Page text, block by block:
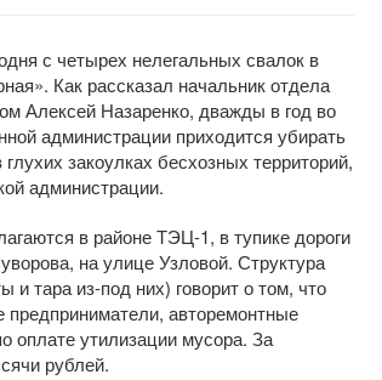
с четырех нелегальных свалок в
Как рассказал начальник отдела
Алексей Назаренко, дважды в год во
администрации приходится убирать
закоулках бесхозных территорий,
администрации.
в районе ТЭЦ-1, в тупике дороги
на улице Узловой. Структура
тара из-под них) говорит о том, что
авторемонтные
оплате утилизации мусора. За
рублей.